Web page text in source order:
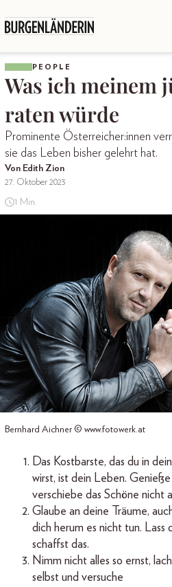
PEOPLE
Was ich meinem
raten würde
Prominente Österreicher:innen
sie das Leben bisher gelehrt hat.
Von Edith Zion
27. Oktober 2023
1 Min.
Bernhard Aichner © www.fotowerk.at
Das Kostbarste, das du in
wirst, ist dein Leben.
verschiebe das Schöne nicht
Glaube an deine Träume,
dich herum es nicht tun. Lass
schaffst das.
Nimm nicht alles so ernst,
selbst und versuche